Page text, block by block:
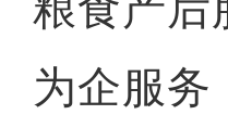
为企服务
新